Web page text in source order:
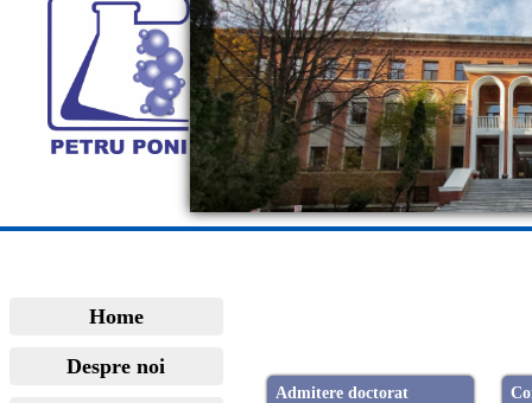
Home
Despre noi
Admitere doctorat